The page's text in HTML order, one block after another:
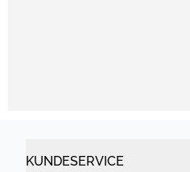
KUNDESERVICE